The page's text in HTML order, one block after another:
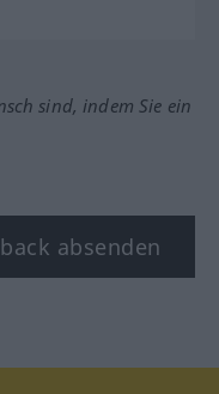
sind, indem Sie ein
absenden